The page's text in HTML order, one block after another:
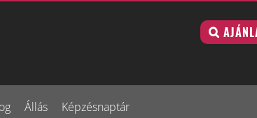
Állás Képzésnaptár